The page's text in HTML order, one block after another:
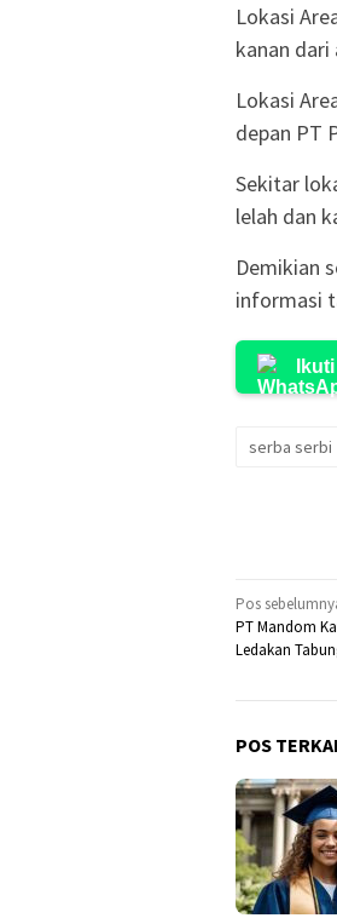
Lokasi
kanan
Lokasi
depan PT
Sekitar
lelah dan
Demikian
informasi
serba serbi
pos
Pos
PT Mandom
Ledakan
POS